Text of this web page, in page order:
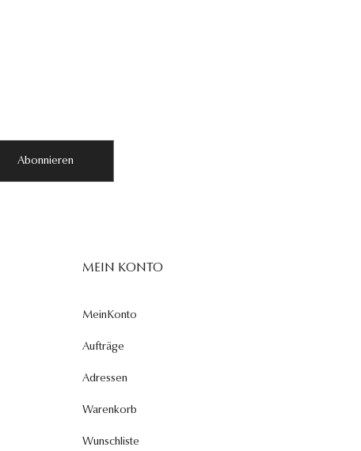
Abonnieren
MEIN KONTO
MeinKonto
Aufträge
Adressen
Warenkorb
Wunschliste